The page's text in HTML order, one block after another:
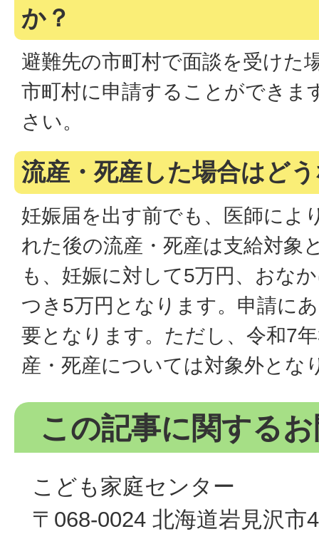
か？
避難先の市町村で面談を受けた
市町村に申請することができま
さい。
流産・死産した場合はど
妊娠届を出す前でも、医師によ
れた後の流産・死産は支給対象
も、妊娠に対して5万円、おな
つき5万円となります。申請に
要となります。ただし、令和7
産・死産については対象外とな
この記事に関する
こども家庭センター
〒068-0024 北海道岩見沢市